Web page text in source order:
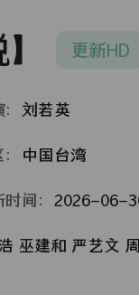
更新HD
刘若英
中国台湾
时间： 2026-06-
巫建和 严艺文